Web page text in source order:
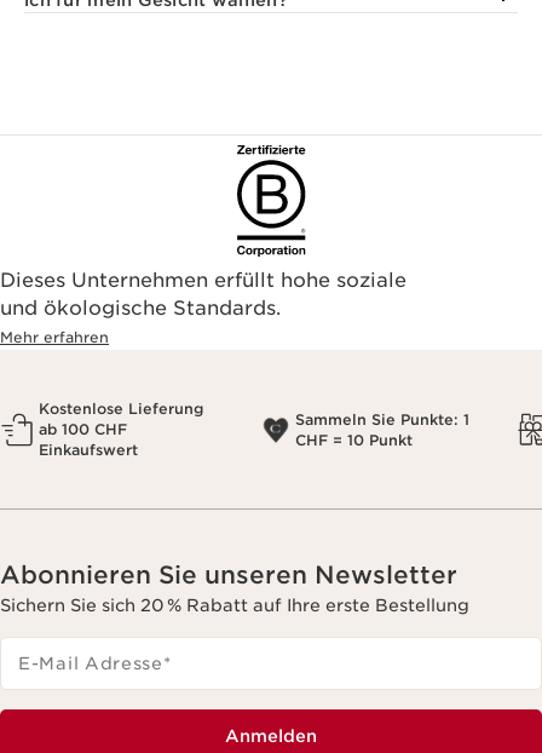
Dieses Unternehmen erfüllt hohe soziale
und ökologische Standards.
Mehr erfahren
Kostenlose Lieferung
ab 100 CHF
Einkaufswert
Sammeln Sie Punkte: 1
CHF = 10 Punkt
Abonnieren Sie unseren Newsletter
Sichern Sie sich 20 % Rabatt auf Ihre erste Bestellung
E-Mail Adresse*
Anmelden